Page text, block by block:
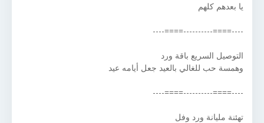
يا بعدهم كلهم
----====----------====----
التوصيل السريع باقة ورد
وهمسة حب للغالي بالعيد جعل أيامه عيد
----====----------====----
تهئنة مليانة ورد وفل